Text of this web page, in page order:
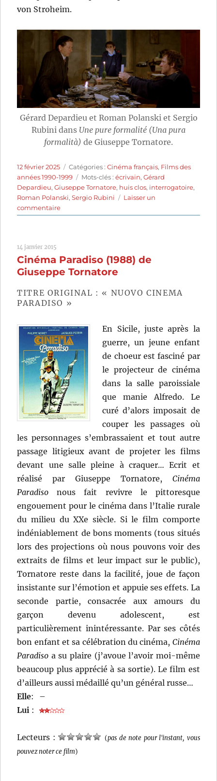
von Stroheim.
Gérard Depardieu et Roman Polanski et Sergio
Rubini dans Une pure formalité (Una pura
formalità) de Giuseppe Tornatore.
Publié
le
12 février 2025 Catégories
Catégories :Cinéma français, Films des
années 1990-1999
Étiquettes
Mots-clés :écrivain,Gérard
Depardieu,Giuseppe Tornatore, huis clos, interrogatoire,
Roman Polanski,Sergio Rubini
Laisser un
commentairesur
Une
de
Giuseppe
14 janvier 2015
Cinéma Paradiso (1988) de
Giuseppe Tornatore
TITRE ORIGINAL : « NUOVO CINEMA
PARADISO »
En Sicile, juste après la
guerre, un jeune enfant
de choeur est fasciné par
le projecteur de cinéma
dans la salle paroissiale
que manie Alfredo. Le
curé d’alors imposait de
couper les passages où
les personnages s’embrassaient et tout autre
passage litigieux avant de projeter les films
devant une salle pleine à craquer… Ecrit et
réalisé par Giuseppe Tornatore, Cinéma
Paradiso nous fait revivre le pittoresque
engouement pour le cinéma dans l’Italie rurale
du milieu du XXe siècle. Si le film comporte
indéniablement de bons moments (tous situés
lors des projections où nous pouvons voir des
extraits de films et leur impact sur le public),
Tornatore reste dans la facilité, joue de façon
insistante sur l’émotion et appuie ses effets. La
seconde partie, consacrée aux amours du
garçon devenu adolescent, est
particulièrement inintéressante. Par ses côtés
bon enfant et sa célébration du cinéma, Cinéma
Paradiso a su plaire (j’avoue l’avoir moi-même
beaucoup plus apprécié à sa sortie). Le film est
d’ailleurs aussi médaillé qu’un général russe…
Elle:
–
Lui :
Lecteurs : (pas de note pour l'instant, vous
pouvez noter ce film)